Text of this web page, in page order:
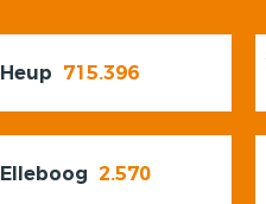
Heup 715.396
Elleboog 2.570